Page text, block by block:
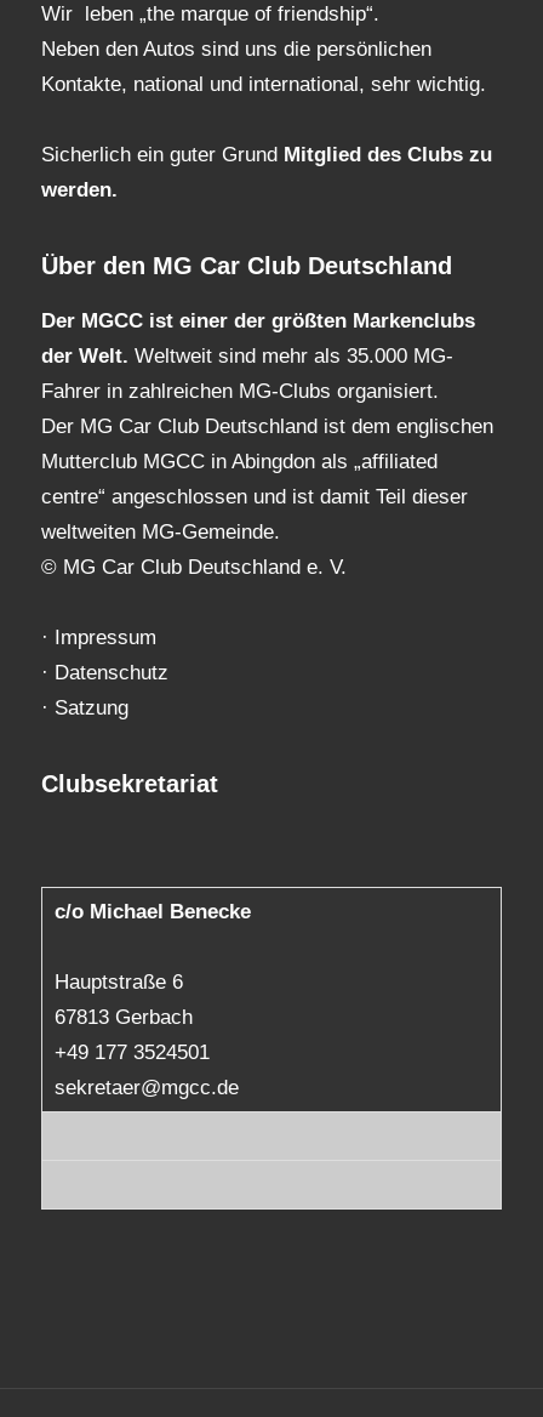
Wir leben „the marque of friendship“.
Neben den Autos sind uns die persönlichen
Kontakte, national und international, sehr wichtig.
Sicherlich ein guter Grund Mitglied des Clubs zu
werden.
Über den MG Car Club Deutschland
Der MGCC ist einer der größten Markenclubs
der Welt. Weltweit sind mehr als 35.000 MG-
Fahrer in zahlreichen MG-Clubs organisiert.
Der MG Car Club Deutschland ist dem englischen
Mutterclub MGCC in Abingdon als „affiliated
centre“ angeschlossen und ist damit Teil dieser
weltweiten MG-Gemeinde.
© MG Car Club Deutschland e. V.
· Impressum
· Datenschutz
· Satzung
Clubsekretariat
c/o Michael Benecke
Hauptstraße 6
67813 Gerbach
+49 177 3524501
sekretaer@mgcc.de